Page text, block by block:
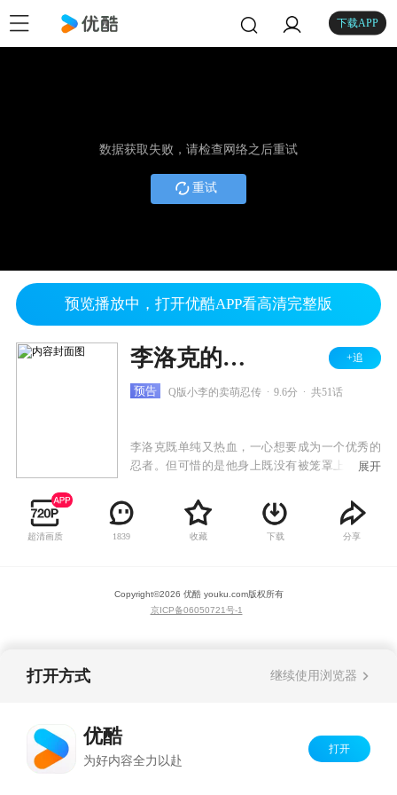
下载APP
数据获取失败，请检查网络之后重试
重试
预览播放中，打开优酷APP看高清完整版
李洛克的青春全力忍传 +追
预告 Q版小李的卖萌忍传 9.6分 共51话
李洛克既单纯又热血，一心想要成为一个优秀的
忍者。但可惜的是他身上既没有被笼罩上无敌的
幻术和忍术基本不会。但即使如此他也没有放弃
梦想，反而用比别人多上几十倍的努力，刻苦修
炼体术，经历一次次失败也不气馁，最终实现了
为“木叶美丽的苍蓝野兽”。
展开
超清画质 1839 收藏 下载 分享
Copyright©2026 优酷 youku.com版权所有
京ICP备06050721号-1
打开方式 继续使用浏览器
优酷
为好内容全力以赴
打开